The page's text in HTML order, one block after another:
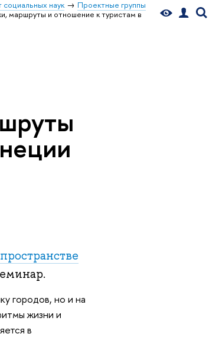
социальных наук
Проектные группы
маршруты и отношение к туристам в
городов, но и на
жизни и
в